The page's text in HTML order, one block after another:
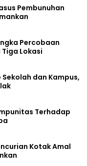
Pembunuhan
Percobaan
Lokasi
dan Kampus,
Terhadap
Kotak Amal